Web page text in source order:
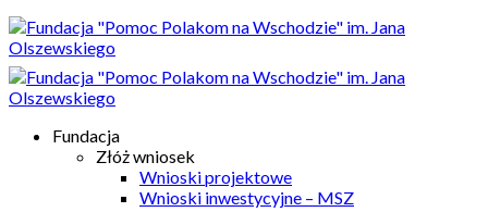
Fundacja
Złóż wniosek
Wnioski projektowe
Wnioski inwestycyjne – MSZ